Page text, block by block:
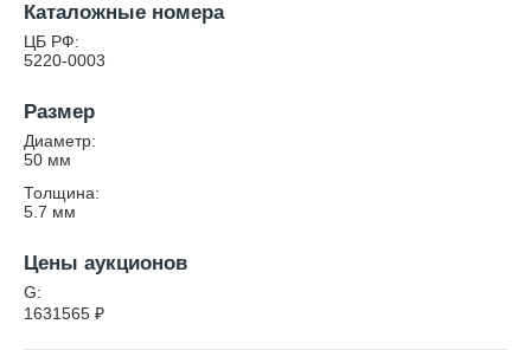
Каталожные номера
ЦБ РФ:
5220-0003
Размер
Диаметр:
50 мм
Толщина:
5.7 мм
Цены аукционов
G:
1631565 ₽